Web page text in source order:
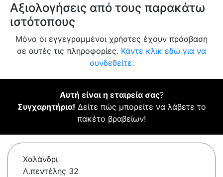
Αξιολογήσεις από τους παρακάτω
ιστότοπους
Μόνο οι εγγεγραμμένοι χρήστες έχουν πρόσβαση
σε αυτές τις πληροφορίες. Κάντε κλικ εδώ για να
συνδεθείτε.
Αυτή είναι η εταιρεία σας?
Συγχαρητήρια! Δείτε πώς μπορείτε να λάβετε το
πακέτο βραβείων!
Χαλάνδρι
Λ.πεντέλης 32